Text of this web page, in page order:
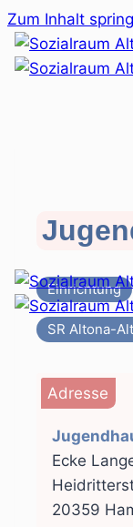
Zum Inhalt
Einrichtung
SR Altona-
Adresse
Ecke
20359